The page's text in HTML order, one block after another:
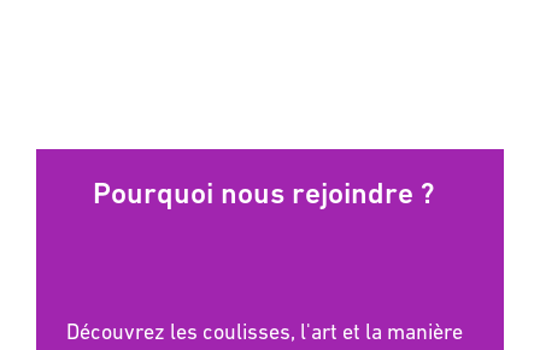
Pourquoi nous rejoindre ?
Découvrez les coulisses, l'art et la manière